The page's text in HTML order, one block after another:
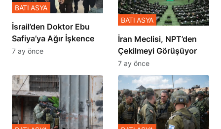
İsrail’den Doktor Ebu
Safiya’ya Ağır İşkence
BATI ASYA
7 ay önce
İran Meclisi, NPT’den
Çekilmeyi Görüşüyor
BATI ASYA
7 ay önce